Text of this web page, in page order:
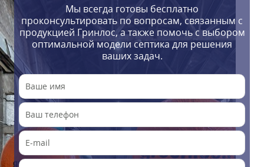
Мы всегда готовы бесплатно
проконсультировать по вопросам, связанным с
продукцией Гринлос, а также помочь с выбором
оптимальной модели септика для решения
ваших задач.